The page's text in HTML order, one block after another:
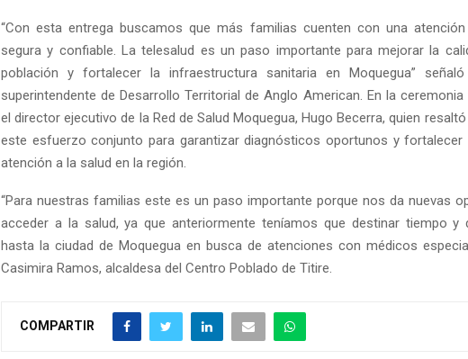
“Con esta entrega buscamos que más familias cuenten con una atención
segura y confiable. La telesalud es un paso importante para mejorar la
población y fortalecer la infraestructura sanitaria en Moquegua” señaló
superintendente de Desarrollo Territorial de Anglo American. En la
el director ejecutivo de la Red de Salud Moquegua, Hugo Becerra, quien
este esfuerzo conjunto para garantizar diagnósticos oportunos y fortalecer
atención a la salud en la región.
“Para nuestras familias este es un paso importante porque nos da nuevas
acceder a la salud, ya que anteriormente teníamos que destinar tiempo y
hasta la ciudad de Moquegua en busca de atenciones con médicos
Casimira Ramos, alcaldesa del Centro Poblado de Titire.
COMPARTIR